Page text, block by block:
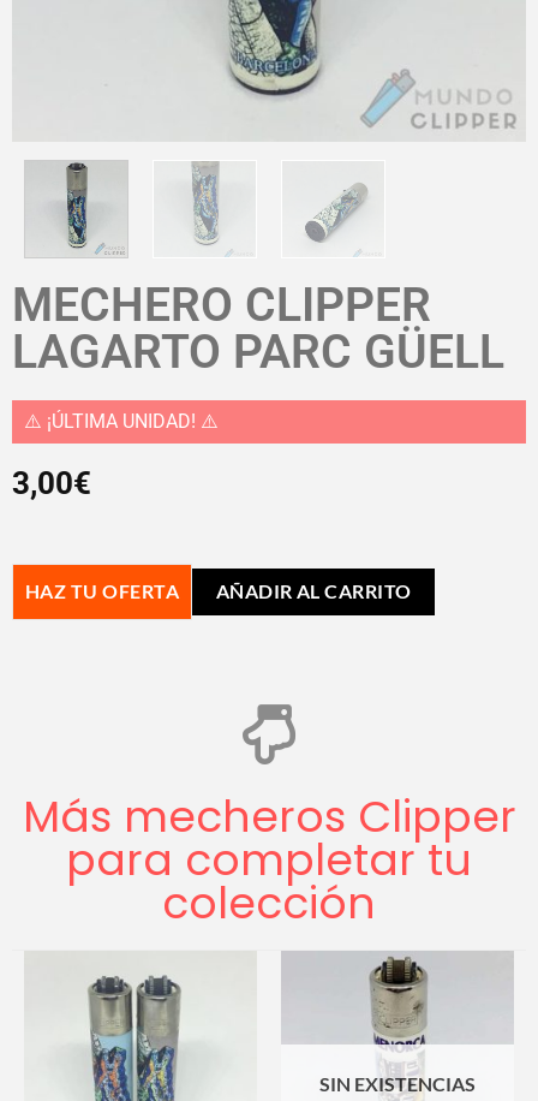
MECHERO CLIPPER
LAGARTO PARC GÜELL
⚠️ ¡ÚLTIMA UNIDAD! ⚠️
3,00€
HAZ TU OFERTA AÑADIR AL CARRITO
Más mecheros Clipper
para completar tu
colección
SIN EXISTENCIAS